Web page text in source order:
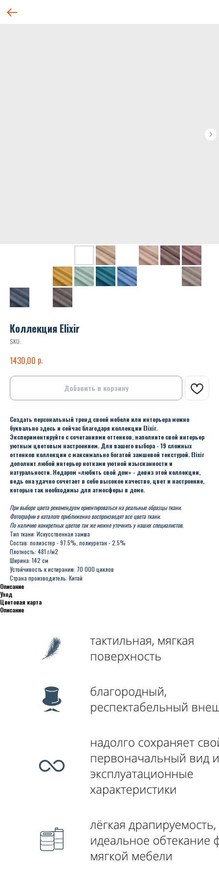
Коллекция Elixir
SKU:
1430,00 р.
Добавить в корзину
Создать персональный тренд своей мебели или интерьера можно
буквально здесь и сейчас благодаря коллекции Elixir.
Экспериментируйте с сочетаниями оттенков, наполните свой интерьер
уютным цветовым настроением. Для вашего выбора - 19 сложных
оттенков коллекции с максимально богатой замшевой текстурой. Elixir
дополнит любой интерьер нотками уютной изысканности и
натуральности. Недаром «любить свой дом» - девиз этой коллекции,
ведь она удачно сочетает в себе высокое качество, цвет и настроение,
которые так необходимы для атмосферы в доме.
При выборе цвета рекомендуем ориентироваться на реальные образцы ткани.
Фотографии в каталоге приближенно воспроизводят все цвета ткани.
По наличию конкретных цветов так же можно уточнить у наших специалистов.
Тип ткани: Искусственная замша
Состав: полиэстер - 97.5%, полиуретан - 2.5%
Плотность: 481 г/м2
Ширина: 142 см
Устойчивость к истиранию: 70 000 циклов
Страна производитель: Китай
Описание
Уход
Цветовая карта
Описание